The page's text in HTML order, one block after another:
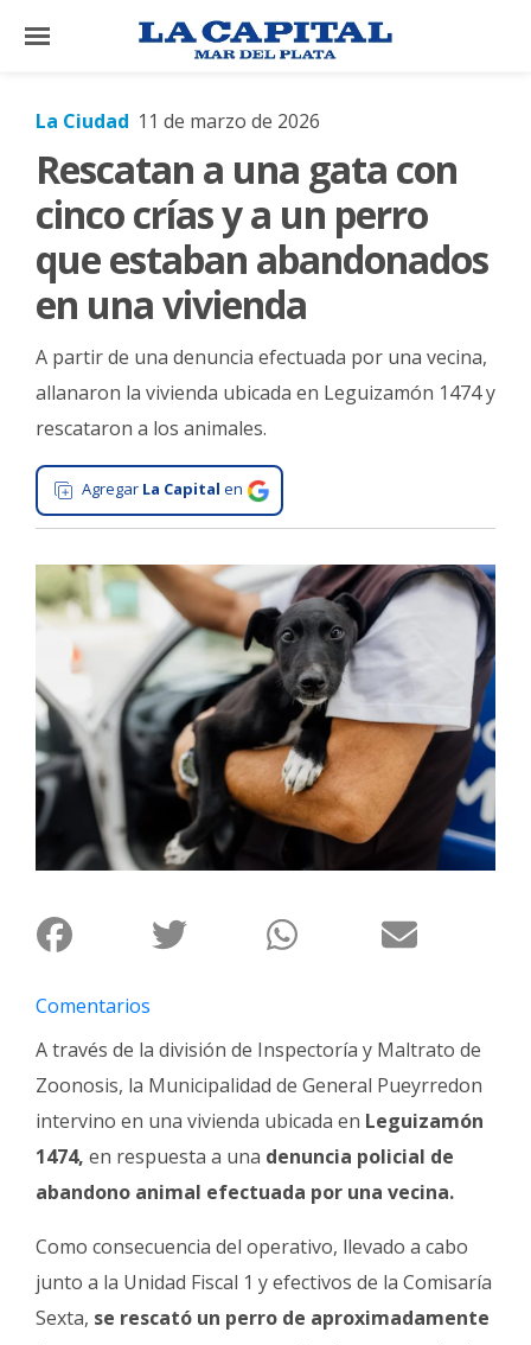
×
El
País
Mundo
La
Cultura
Tecnología
Gastronomía
Salud
Interés
General
Ciudad
Deportes
Arte
y
Espectáculos
Policiales
Fotos
de
Fúnebres
La Ciudad 11 de marzo de 2026
Rescatan a una gata con
cinco crías y a un perro
que estaban abandonados
en una vivienda
A partir de una denuncia efectuada por una vecina,
allanaron la vivienda ubicada en Leguizamón 1474 y
rescataron a los animales.
Agregar La Capital en
Comentarios
A través de la división de Inspectoría y Maltrato de
Zoonosis, la Municipalidad de General Pueyrredon
intervino en una vivienda ubicada en Leguizamón
1474, en respuesta a una denuncia policial de
abandono animal efectuada por una vecina.
Como consecuencia del operativo, llevado a cabo
junto a la Unidad Fiscal 1 y efectivos de la Comisaría
Sexta, se rescató un perro de aproximadamente